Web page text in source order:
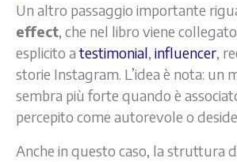
Un altro passaggio importante
effect, che nel libro viene
esplicito atestimonial, influencer,
storie Instagram. L’idea è nota: un
sembra più forte quando è
percepito come autorevole o
Anche in questo caso, la struttura